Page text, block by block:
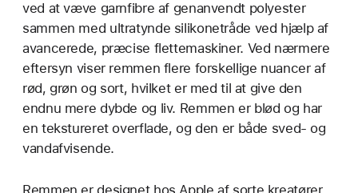
ved at væve garnfibre af genanvendt polyester
sammen med ultratynde silikonetråde ved hjælp af
avancerede, præcise flettemaskiner. Ved nærmere
eftersyn viser remmen flere forskellige nuancer af
rød, grøn og sort, hvilket er med til at give den
endnu mere dybde og liv. Remmen er blød og har
en tekstureret overflade, og den er både sved- og
vandafvisende.
Remmen er designet hos Apple af sorte kreatører